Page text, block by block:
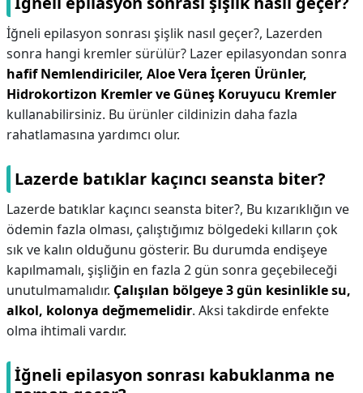
İğneli epilasyon sonrası şişlik nasıl geçer?, Lazerden
sonra hangi kremler sürülür? Lazer epilasyondan sonra
hafif Nemlendiriciler, Aloe Vera İçeren Ürünler,
Hidrokortizon Kremler ve Güneş Koruyucu Kremler
kullanabilirsiniz. Bu ürünler cildinizin daha fazla
rahatlamasına yardımcı olur.
Lazerde batıklar kaçıncı seansta biter?
Lazerde batıklar kaçıncı seansta biter?, Bu kızarıklığın ve
ödemin fazla olması, çalıştığımız bölgedeki kılların çok
sık ve kalın olduğunu gösterir. Bu durumda endişeye
kapılmamalı, şişliğin en fazla 2 gün sonra geçebileceği
unutulmamalıdır. Çalışılan bölgeye 3 gün kesinlikle su,
alkol, kolonya değmemelidir. Aksi takdirde enfekte
olma ihtimali vardır.
İğneli epilasyon sonrası kabuklanma ne